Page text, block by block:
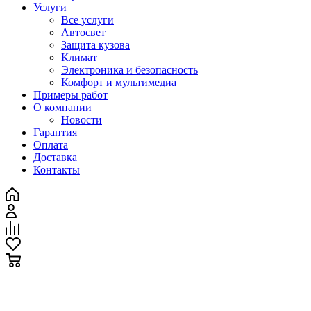
Услуги
Все услуги
Автосвет
Защита кузова
Климат
Электроника и безопасность
Комфорт и мультимедиа
Примеры работ
О компании
Новости
Гарантия
Оплата
Доставка
Контакты